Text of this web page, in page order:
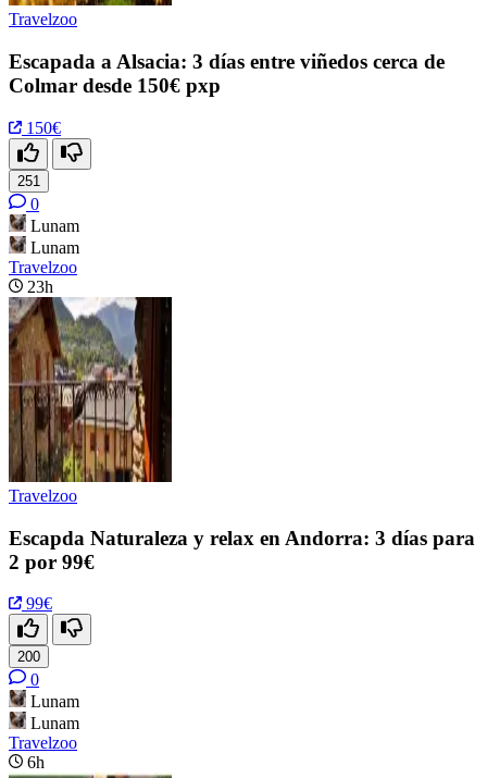
Travelzoo
Escapada a Alsacia: 3 días entre viñedos cerca de
Colmar desde 150€ pxp
150€
251
0
Lunam
Lunam
Travelzoo
23h
Travelzoo
Escapda Naturaleza y relax en Andorra: 3 días para
2 por 99€
99€
200
0
Lunam
Lunam
Travelzoo
6h